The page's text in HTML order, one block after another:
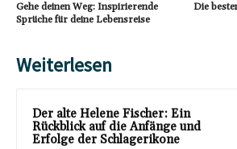
Gehe deinen Weg: Inspirierende
Sprüche für deine Lebensreise
Die
Weiterlesen
Der alte Helene Fischer: Ein
Rückblick auf die Anfänge und
Erfolge der Schlagerikone